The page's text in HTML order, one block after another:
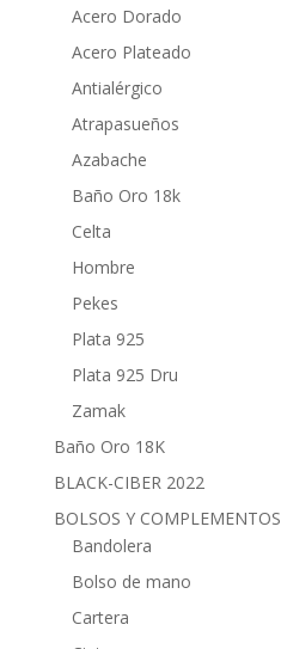
Acero Dorado
Acero Plateado
Antialérgico
Atrapasueños
Azabache
Baño Oro 18k
Celta
Hombre
Pekes
Plata 925
Plata 925 Dru
Zamak
Baño Oro 18K
BLACK-CIBER 2022
BOLSOS Y COMPLEMENTOS
Bandolera
Bolso de mano
Cartera